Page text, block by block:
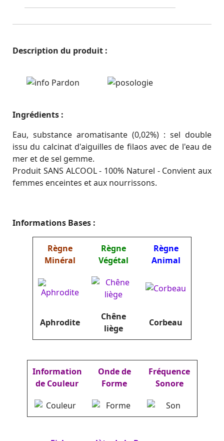
Description du produit :
Ingrédients :
Eau, substance aromatisante (0,02%) : sel double
issu du calcinat d'aiguilles de filaos avec de l'eau de
mer et de sel gemme.
Produit SANS ALCOOL - 100% Naturel - Convient aux
femmes enceintes et aux nourrissons.
Informations Bases :
Règne
Minéral
Règne
Végétal
Règne
Animal
Aphrodite
Chêne
liège
Corbeau
Information
de Couleur
Onde de
Forme
Fréquence
Sonore